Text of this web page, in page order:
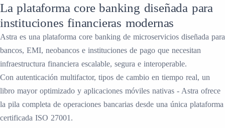
La plataforma core banking diseñada para
instituciones financieras modernas
Astra es una plataforma core banking de microservicios diseñada para
bancos, EMI, neobancos e instituciones de pago que necesitan
infraestructura financiera escalable, segura e interoperable.
Con autenticación multifactor, tipos de cambio en tiempo real, un
libro mayor optimizado y aplicaciones móviles nativas - Astra ofrece
la pila completa de operaciones bancarias desde una única plataforma
certificada ISO 27001.